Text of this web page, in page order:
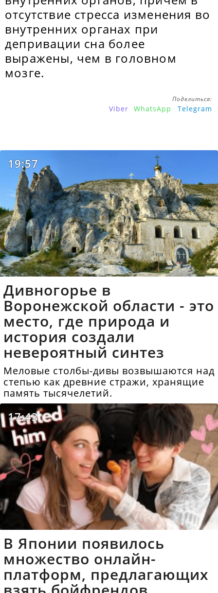
отсутствие стресса изменения во
внутренних органах при
депривации сна более
выражены, чем в головном
мозге.
Поделиться:
Viber WhatsApp Telegram
19:57
Дивногорье в
Воронежской области - это
место, где природа и
история создали
невероятный синтез
Меловые столбы-дивы возвышаются над
степью как древние стражи, хранящие
память тысячелетий.
17:43
В Японии появилось
множество онлайн-
платформ, предлагающих